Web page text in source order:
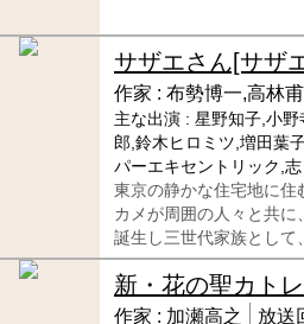
サザエさん[サザ
作家 : 布勢博一,高林甫
主な出演 : 星野知子,小
郎,鈴木ヒロミツ,増田葉
パーエキセントリック,志
東京の静かな住宅地に住
カメが周囲の人々と共
誕生し三世代家族として
新・花の聖カト
作家 : 加瀬高之 放送